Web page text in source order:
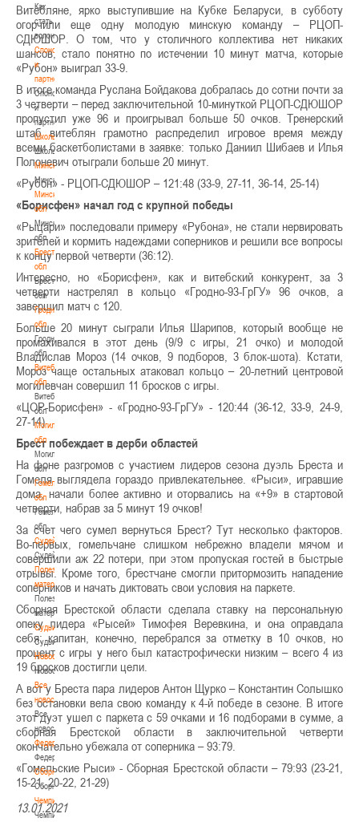
Как
стать
волонтером
Спонсоры
и
партнеры
Спонсоры
и
партнеры
Школы
Школы
Минск
Минск
Минская
обл
Минская
обл
Брестская
обл
Брестская
обл
Гродненская
обл
Гродненская
обл
Витебская
обл
Витебская
обл
Могилевская
обл
Могилевская
обл
Гомельская
обл
Гомельская
обл
Судейство
Судейство
Полезные
материалы
Полезные
материалы
Судьи
Судьи
Новости
Новости
Все
новости
Все
новости
Федерация
Федерация
Сборные
Сборные
Чемпионат
Чемпионат
Витебляне, ярко выступившие на Кубке Беларуси, в субботу
огорчили еще одну молодую минскую команду – РЦОП-
СДЮШОР. О том, что у столичного коллектива нет никаких
шансов, стало понятно по истечении 10 минут матча, которые
«Рубон» выиграл 33-9.
В итоге команда Руслана Бойдакова добралась до сотни почти за
3 четверти – перед заключительной 10-минуткой РЦОП-СДЮШОР
пропустил уже 96 и проигрывал больше 50 очков. Тренерский
штаб витеблян грамотно распределил игровое время между
всеми баскетболистами в заявке: только Даниил Шибаев и Илья
Полоневич отыграли больше 20 минут.
«Рубон» - РЦОП-СДЮШОР – 121:48 (33-9, 27-11, 36-14, 25-14)
«Борисфен» начал год с крупной победы
«Рыцари» последовали примеру «Рубона», не стали нервировать
зрителей и кормить надеждами соперников и решили все вопросы
к концу первой четверти (36:12).
Интересно, но «Борисфен», как и витебский конкурент, за 3
четверти настрелял в кольцо «Гродно-93-ГрГУ» 96 очков, а
завершил матч с 120.
Больше 20 минут сыграли Илья Шарипов, который вообще не
промахивался в этот день (9/9 с игры, 21 очко) и молодой
Владислав Мороз (14 очков, 9 подборов, 3 блок-шота). Кстати,
Мороз чаще остальных атаковал кольцо – 20-летний центровой
могилевчан совершил 11 бросков с игры.
«ЦОР-Борисфен» - «Гродно-93-ГрГУ» - 120:44 (36-12, 33-9, 24-9,
27-14)
Брест побеждает в дерби областей
На фоне разгромов с участием лидеров сезона дуэль Бреста и
Гомеля выглядела гораздо привлекательнее. «Рыси», игравшие
дома, начали более активно и оторвались на «+9» в стартовой
четверти, набрав за 5 минут 19 очков!
За счет чего сумел вернуться Брест? Тут несколько факторов.
Во-первых, гомельчане слишком небрежно владели мячом и
совершили аж 22 потери, при этом пропуская гостей в быстрые
отрывы. Кроме того, брестчане смогли притормозить нападение
соперников и начать диктовать свои условия на паркете.
Сборная Брестской области сделала ставку на персональную
опеку лидера «Рысей» Тимофея Веревкина, и она оправдала
себя: капитан, конечно, перебрался за отметку в 10 очков, но
процент с игры у него был катастрофически низким – всего 4 из
19 бросков достигли цели.
А вот у Бреста пара лидеров Антон Щурко – Константин Солышко
без остановки вела свою команду к 4-й победе в сезоне. В итоге
этот дуэт ушел с паркета с 59 очками и 16 подборами в сумме, а
сборная Брестской области в заключительной четверти
окончательно убежала от соперника – 93:79.
«Гомельские Рыси» - Сборная Брестской области – 79:93 (23-21,
15-21, 20-22, 21-29)
13.01.2021